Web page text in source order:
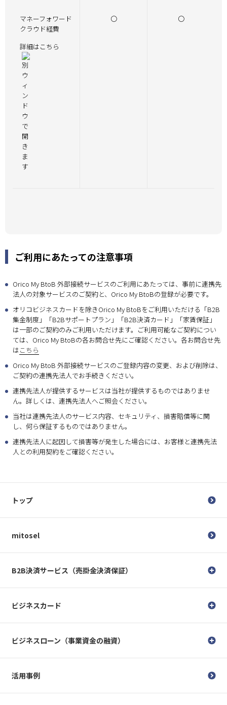
マネーフォワード
クラウド経費
詳細はこちら
〇 〇
ご利用にあたっての注意事項
Orico My BtoB 外部接続サービスのご利用にあたっては、事前に連携先
法人の対象サービスのご契約と、Orico My BtoBの登録が必要です。
オリコビジネスカードを除きOrico My BtoBをご利用いただける「B2B
集金制度」「B2Bサポートプラン」「B2B決済カード」「家賃保証」
は一部のご契約のみご利用いただけます。ご利用可能なご契約につい
ては、Orico My BtoBの各お問合せ先にご確認ください。各お問合せ先
はこちら
Orico My BtoB 外部接続サービスのご登録内容の変更、および削除は、
ご契約の連携先法人でお手続きください。
連携先法人が提供するサービスは当社が提供するものではありませ
ん。詳しくは、連携先法人へご照会ください。
当社は連携先法人のサービス内容、セキュリティ、損害賠償等に関
し、何ら保証するものではありません。
連携先法人に起因して損害等が発生した場合には、お客様と連携先法
人との利用契約をご確認ください。
トップ
mitosel
B2B決済サービス（売掛金決済保証）
ビジネスカード
ビジネスローン（事業資金の融資）
活用事例